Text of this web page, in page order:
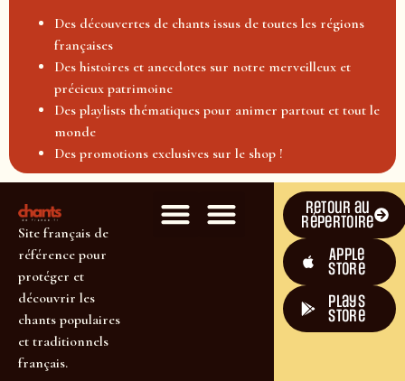
Des découvertes de chants issus de toutes les régions
françaises
Des histoires et anecdotes sur notre merveilleux et
précieux patrimoine
Des playlists thématiques pour animer partout et tout le
monde
Des promotions exclusives sur le shop !
Site français de
référence pour
protéger et
découvrir les
chants populaires
et traditionnels
français.
Retour au
répertoire
Apple
Store
plays
store